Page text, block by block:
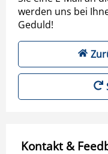
werden uns bei
Geduld!
Kontakt &